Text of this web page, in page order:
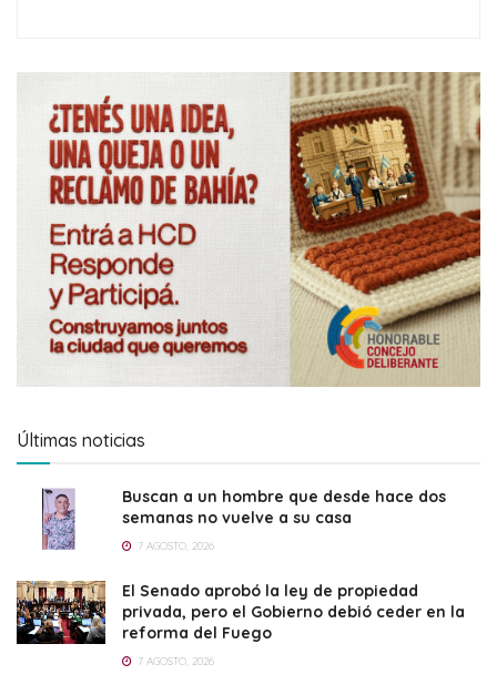
Últimas noticias
Buscan a un hombre que desde hace dos
semanas no vuelve a su casa
7 AGOSTO, 2026
El Senado aprobó la ley de propiedad
privada, pero el Gobierno debió ceder en la
reforma del Fuego
7 AGOSTO, 2026